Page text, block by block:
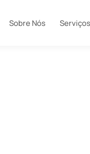
Sobre Nós Serviços